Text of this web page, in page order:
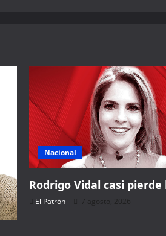
Nacional
Rodrigo Vidal casi pierde
El Patrón 7 agosto, 2026